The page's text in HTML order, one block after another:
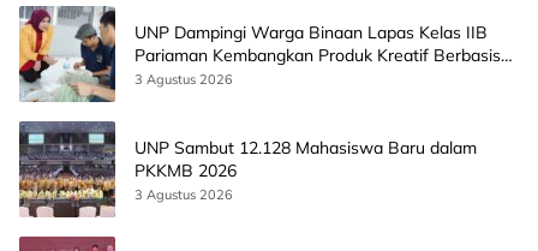
UNP Dampingi Warga Binaan Lapas Kelas IIB
Pariaman Kembangkan Produk Kreatif Berbasis
AI
3 Agustus 2026
UNP Sambut 12.128 Mahasiswa Baru dalam
PKKMB 2026
3 Agustus 2026